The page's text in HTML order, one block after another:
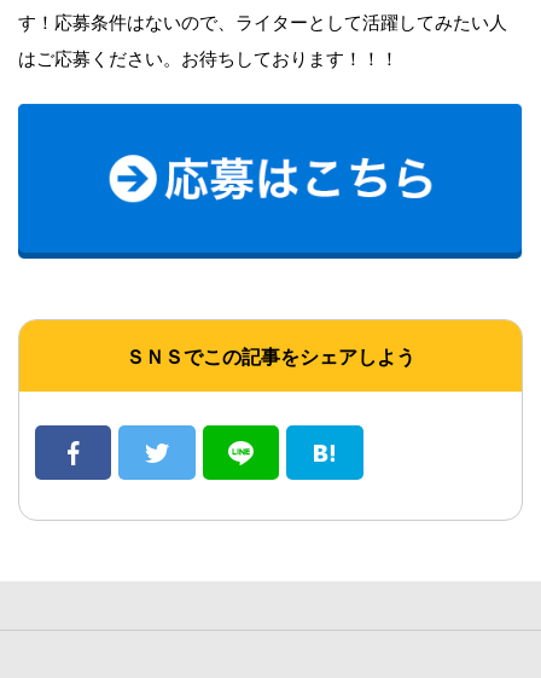
す！応募条件はないので、ライターとして活躍してみたい人
はご応募ください。お待ちしております！！！
ＳＮＳでこの記事をシェアしよう